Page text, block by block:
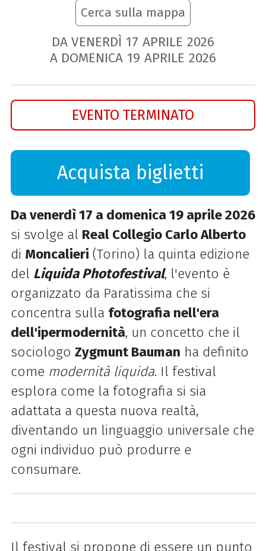
Cerca sulla mappa
DA VENERDÌ 17 APRILE 2026
A DOMENICA 19 APRILE 2026
EVENTO TERMINATO
Acquista biglietti
Da venerdì 17 a domenica 19 aprile 2026
si svolge al Real Collegio Carlo Alberto
di Moncalieri (Torino) la quinta edizione
del Liquida Photofestival, l'evento è
organizzato da Paratissima che si
concentra sulla fotografia nell'era
dell'ipermodernità, un concetto che il
sociologo Zygmunt Bauman ha definito
come modernità liquida. Il festival
esplora come la fotografia si sia
adattata a questa nuova realtà,
diventando un linguaggio universale che
ogni individuo può produrre e
consumare.
Il festival si propone di essere un punto